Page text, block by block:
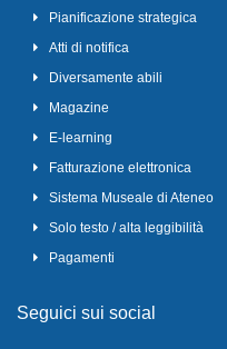
Pianificazione strategica
Atti di notifica
Diversamente abili
Magazine
E-learning
Fatturazione elettronica
Sistema Museale di Ateneo
Solo testo / alta leggibilità
Pagamenti
Seguici sui social